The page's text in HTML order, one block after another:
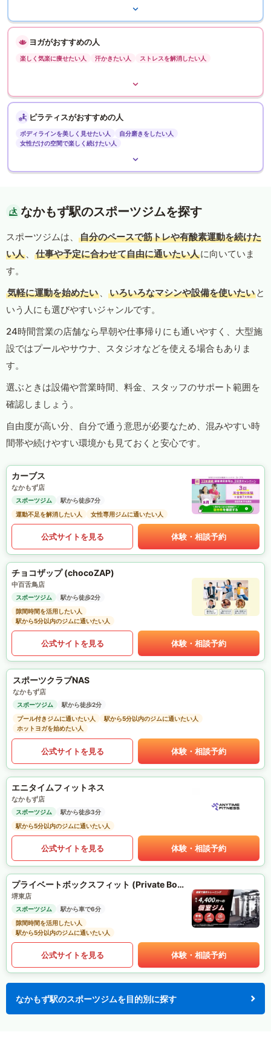
ヨガがおすすめの人
楽しく気楽に痩せたい人 汗かきたい人 ストレスを解消したい人
ピラティスがおすすめの人
ボディラインを美しく見せたい人
自分磨きをしたい人
女性だけの空間で楽しく続けたい人
なかもず駅のスポーツジムを探す
スポーツジムは、
自分のペースで筋トレや有酸素運動を続けた
い人 、 仕事や予定に合わせて自由に通いたい人に向いていま
す。
気軽に運動を始めたい 、 いろいろなマシンや設備を使いたい と
いう人にも選びやすいジャンルです。
24時間営業の店舗なら早朝や仕事帰りにも通いやすく、大型施
設ではプールやサウナ、スタジオなどを使える場合もありま
す。
選ぶときは設備や営業時間、料金、スタッフのサポート範囲を
確認しましょう。
自由度が高い分、自分で通う意思が必要なため、混みやすい時
間帯や続けやすい環境かも見ておくと安心です。
カーブス
なかもず店
スポーツジム
駅から徒歩7分
運動不足を解消したい人
女性専用ジムに通いたい人
公式サイトを見る 体験・相談予約
チョコザップ (chocoZAP)
中百舌鳥店
スポーツジム
駅から徒歩2分
隙間時間を活用したい人
駅から5分以内のジムに通いたい人
公式サイトを見る 体験・相談予約
スポーツクラブNAS
なかもず店
スポーツジム
駅から徒歩2分
プール付きジムに通いたい人
駅から5分以内のジムに通いたい人
ホットヨガを始めたい人
公式サイトを見る 体験・相談予約
エニタイムフィットネス
なかもず店
スポーツジム
駅から徒歩3分
駅から5分以内のジムに通いたい人
公式サイトを見る 体験・相談予約
プライベートボックスフィット (Private Box Fit)
堺東店
スポーツジム
駅から車で6分
隙間時間を活用したい人
駅から5分以内のジムに通いたい人
公式サイトを見る 体験・相談予約
なかもず駅のスポーツジムを目的別に探す